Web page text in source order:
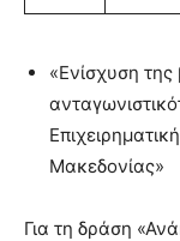
«Ενίσχυση
Μακεδονίας»
Για τη δράση